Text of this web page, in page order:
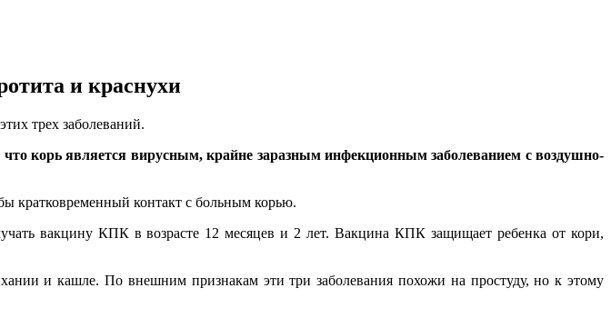
и краснухи
трех заболеваний.
корь является вирусным, крайне заразным инфекционным заболеванием с воздушно-
кратковременный контакт с больным корью.
вакцину КПК в возрасте 12 месяцев и 2 лет. Вакцина КПК защищает ребенка от кори,
и кашле. По внешним признакам эти три заболевания похожи на простуду, но к этому